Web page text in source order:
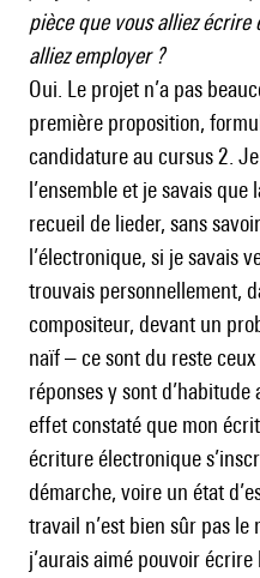
pièce que vous alliez
alliez employer ?
Oui. Le projet n’a pas
première proposition,
candidature au cursus 2.
l’ensemble et je savais
recueil de lieder, sans
l’électronique, si je savais
trouvais personnellement,
compositeur, devant un
naïf – ce sont du reste
réponses y sont d’habitude
effet constaté que mon
écriture électronique
démarche, voire un état
travail n’est bien sûr pas le
j’aurais aimé pouvoir